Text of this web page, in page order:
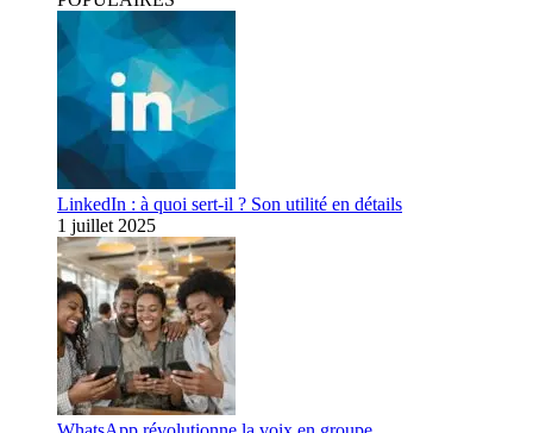
LinkedIn : à quoi sert-il ? Son utilité en détails
1 juillet 2025